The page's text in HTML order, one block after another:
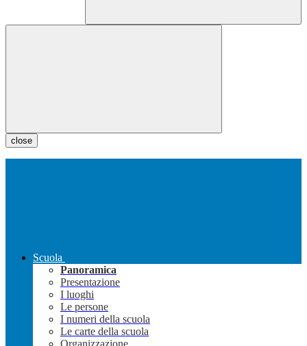
close
Scuola
Panoramica
Presentazione
I luoghi
Le persone
I numeri della scuola
Le carte della scuola